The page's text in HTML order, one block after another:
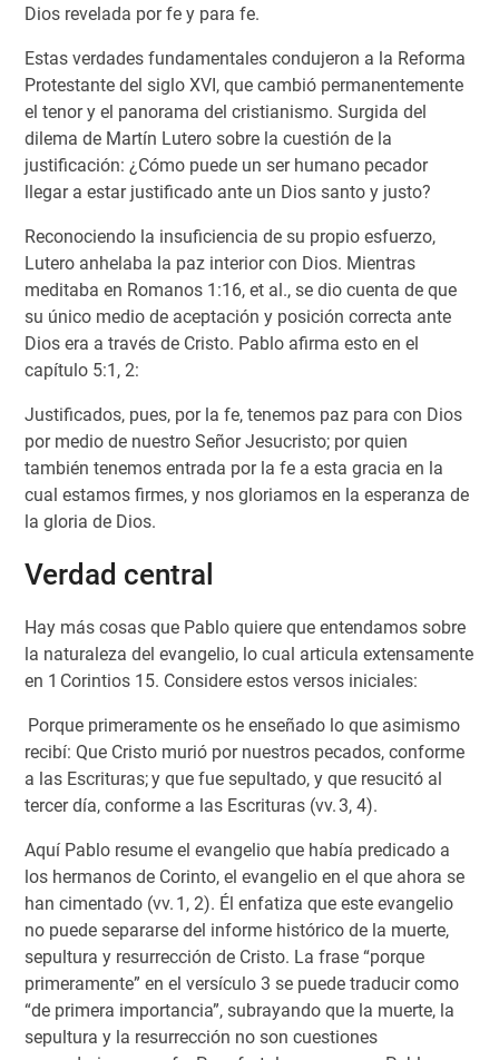
Dios revelada por fe y para fe.
Estas verdades fundamentales condujeron a la Reforma
Protestante del siglo XVI, que cambió permanentemente
el tenor y el panorama del cristianismo. Surgida del
dilema de Martín Lutero sobre la cuestión de la
justificación: ¿Cómo puede un ser humano pecador
llegar a estar justificado ante un Dios santo y justo?
Reconociendo la insuficiencia de su propio esfuerzo,
Lutero anhelaba la paz interior con Dios. Mientras
meditaba en Romanos 1:16, et al., se dio cuenta de que
su único medio de aceptación y posición correcta ante
Dios era a través de Cristo. Pablo afirma esto en el
capítulo 5:1, 2:
Justificados, pues, por la fe, tenemos paz para con Dios
por medio de nuestro Señor Jesucristo; por quien
también tenemos entrada por la fe a esta gracia en la
cual estamos firmes, y nos gloriamos en la esperanza de
la gloria de Dios.
Verdad central
Hay más cosas que Pablo quiere que entendamos sobre
la naturaleza del evangelio, lo cual articula extensamente
en 1 Corintios 15. Considere estos versos iniciales:
Porque primeramente os he enseñado lo que asimismo
recibí: Que Cristo murió por nuestros pecados, conforme
a las Escrituras;y que fue sepultado, y que resucitó al
tercer día, conforme a las Escrituras (vv. 3, 4).
Aquí Pablo resume el evangelio que había predicado a
los hermanos de Corinto, el evangelio en el que ahora se
han cimentado (vv. 1, 2). Él enfatiza que este evangelio
no puede separarse del informe histórico de la muerte,
sepultura y resurrección de Cristo. La frase “porque
primeramente” en el versículo 3 se puede traducir como
“de primera importancia”, subrayando que la muerte, la
sepultura y la resurrección no son cuestiones